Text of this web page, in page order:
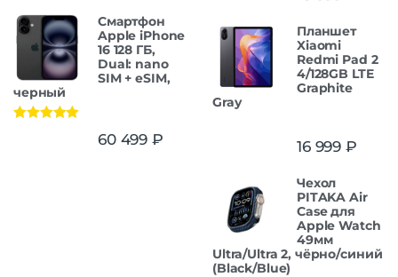
Смартфон
Apple iPhone
16 128 ГБ,
Dual: nano
SIM + eSIM,
черный
60 499 ₽
Планшет
Xiaomi
Redmi Pad 2
4/128GB LTE
Graphite
Gray
16 999 ₽
Чехол
PITAKA Air
Case для
Apple Watch
49мм
Ultra/Ultra 2, чёрно/синий
(Black/Blue)